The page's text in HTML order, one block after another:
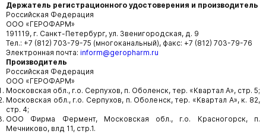
Держатель регистрационного удостоверения и производитель
Российская Федерация
ООО «ГЕРОФАРМ»
191119, г. Санкт-Петербург, ул. Звенигородская, д. 9
Тел.: +7 (812) 703-79-75 (многоканальный), факс: +7 (812) 703-79-76
Электронная почта: inform@geropharm.ru
Производитель
Российская Федерация
ООО «ГЕРОФАРМ»
Московская обл., г.о. Серпухов, п. Оболенск, тер. «Квартал А», стр. 5;
Московская обл., г.о. Серпухов, п. Оболенск, тер. «Квартал А», к. 82,
стр. 4;
ООО Фирма Фермент, Московская обл., г.о. Красногорск, п.
Мечниково, влд 11, стр.1.